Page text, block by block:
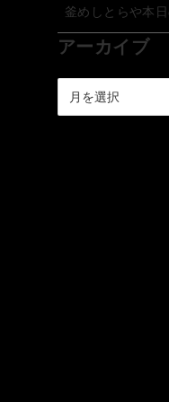
釜めしとらや本
アーカイブ